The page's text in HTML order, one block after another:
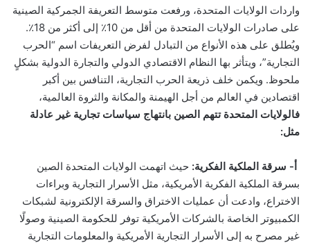
واردات الولايات المتحدة، ورفعت متوسط التعريفة الجمركية الصينية
على صادرات الولايات المتحدة من أقل من 10٪ إلى أكثر من 18٪.
ويُطلق على هذه الأنواع من التبادل لفرض التعريفات اسم “الحرب
التجارية”، ويتأثر بها النظام الاقتصادي الدولي والتجارة الدولية بشكلٍ
ملحوظ. ويكمن خلف ذريعة الحرب التجارية، التنافس بين أكبر
اقتصادين في العالم من أجل الهيمنة والمكانة والثروة العالمية،
فالولايات المتحدة تتهم الصين بانتهاج سياسات تجارية غير عادلة
مثل:
أ- سرقة الملكية الفكرية: حيث اتهمت الولايات المتحدة الصين
بسرقة الملكية الفكرية الأمريكية، مثل الأسرار التجارية وبراءات
الاختراع، وادعت أن عمليات الاختراق والسرقة الإلكترونية لشبكات
الكمبيوتر الخاصة بالشركات الأمريكية توفر للحكومة الصينية وصولًا
غير مصرح به إلى الأسرار التجارية الأمريكية والمعلومات التجارية